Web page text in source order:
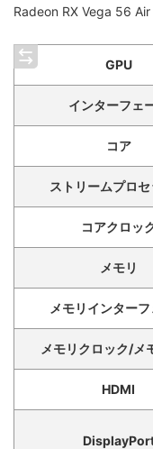
Radeon RX Vega 56 Air
GPU
インターフェ
コア
ストリームプロ
コアクロッ
メモリ
メモリインター
メモリクロック/メ
HDMI